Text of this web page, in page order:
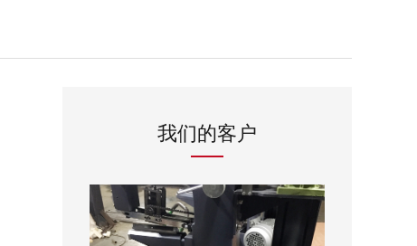
我们的客户